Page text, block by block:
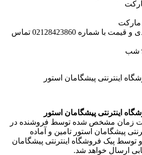
قبل از خرید برای موجودی و قیمت با شماره 02128423860 تماس
اینترنتی پیشگامان استور
اینترنتی پیشگامان استور
زمان مشخص شده توسط فروشنده در
پیشگامان استور تامین و آماده
پیک فروشگاه اینترنتی پیشگامان
ارسال خواهد شد.